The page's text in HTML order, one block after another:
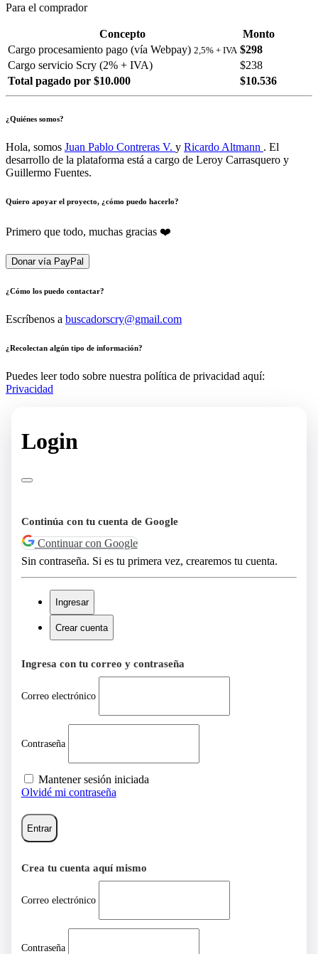
Para el comprador
Concepto
Monto
Cargo procesamiento pago (vía Webpay) 2,5% + IVA $298
Cargo servicio Scry (2% + IVA)
$238
Total pagado por $10.000
$10.536
¿Quiénes somos?
Hola, somos Juan Pablo Contreras V. y Ricardo Altmann . El
desarrollo de la plataforma está a cargo de Leroy Carrasquero y
Guillermo Fuentes.
Quiero apoyar el proyecto, ¿cómo puedo hacerlo?
Primero que todo, muchas gracias ❤️
Donar vía PayPal
¿Cómo los puedo contactar?
Escríbenos a buscadorscry@gmail.com
¿Recolectan algún tipo de información?
Puedes leer todo sobre nuestra política de privacidad aquí:
Privacidad
Login
Continúa con tu cuenta de Google
Continuar con Google
Sin contraseña. Si es tu primera vez, crearemos tu cuenta.
Ingresar
Crear cuenta
Ingresa con tu correo y contraseña
Correo electrónico
Contraseña
Mantener sesión iniciada
Olvidé mi contraseña
Entrar
Crea tu cuenta aquí mismo
Correo electrónico
Contraseña